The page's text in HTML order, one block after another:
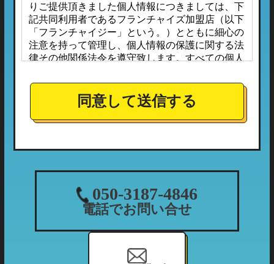
りご提供頂きました個人情報につきましては、下
記共同利用者であるフランチャイズ加盟店（以下
「フランチャイジー」という。）とともに細心の
注意を持って管理し、個人情報の保護に関する法
律その他関係法令を遵守致します。すべての個人
ほか、お客様ご本人の同意なしに第三者へ開示ま
たは提供されることはありません。
また、フランチャイジーとの間においては、事前
に個人情報保護に対する安全性を審査の上、個人
こととしており、適切な管理監督を行ってまいり
当社が収集する個人情報につきましては、下記の
利用目的の範囲内において利用させて頂きます。
（1）ご利用履歴・支払状況の確認など、当社の
利用状況の把握及び債権管理のため
同意して送信する
050-3187-4846
電話でお問い合せ